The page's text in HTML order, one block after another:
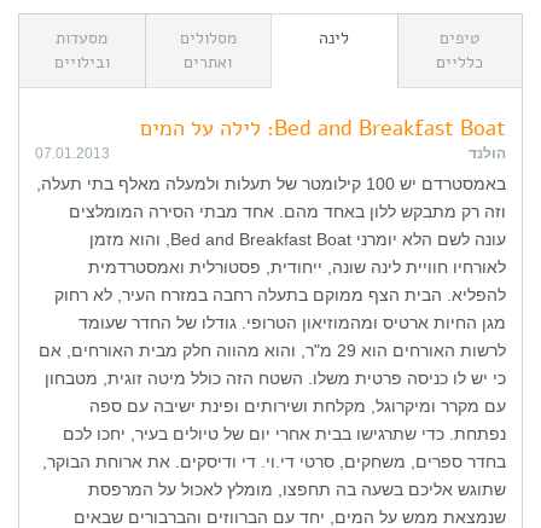
טיפים
כלליים
לינה
מסלולים
ואתרים
מסעדות
ובילויים
Bed and Breakfast Boat: לילה על המים
הולנד 07.01.2013
באמסטרדם יש 100 קילומטר של תעלות ולמעלה מאלף בתי תעלה,
וזה רק מתבקש ללון באחד מהם. אחד מבתי הסירה המומלצים
עונה לשם הלא יומרני Bed and Breakfast Boat, והוא מזמן
לאורחיו חוויית לינה שונה, ייחודית, פסטורלית ואמסטרדמית
להפליא. הבית הצף ממוקם בתעלה רחבה במזרח העיר, לא רחוק
מגן החיות ארטיס ומהמוזיאון הטרופי. גודלו של החדר שעומד
לרשות האורחים הוא 29 מ"ר, והוא מהווה חלק מבית האורחים, אם
כי יש לו כניסה פרטית משלו. השטח הזה כולל מיטה זוגית, מטבחון
עם מקרר ומיקרוגל, מקלחת ושירותים ופינת ישיבה עם ספה
נפתחת. כדי שתרגישו בבית אחרי יום של טיולים בעיר, יחכו לכם
בחדר ספרים, משחקים, סרטי די.וי. די ודיסקים. את ארוחת הבוקר,
שתוגש אליכם בשעה בה תחפצו, מומלץ לאכול על המרפסת
שנמצאת ממש על המים, יחד עם הברווזים והברבורים שבאים